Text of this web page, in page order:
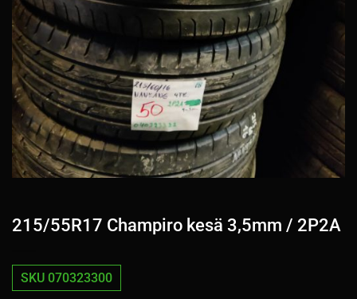
215/55R17 Champiro kesä 3,5mm / 2P2A
SKU 070323300